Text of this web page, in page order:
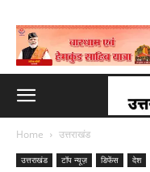
Home उत्तराखंड
उत्तराखंड टॉप न्यूज़ डिफेंस देश